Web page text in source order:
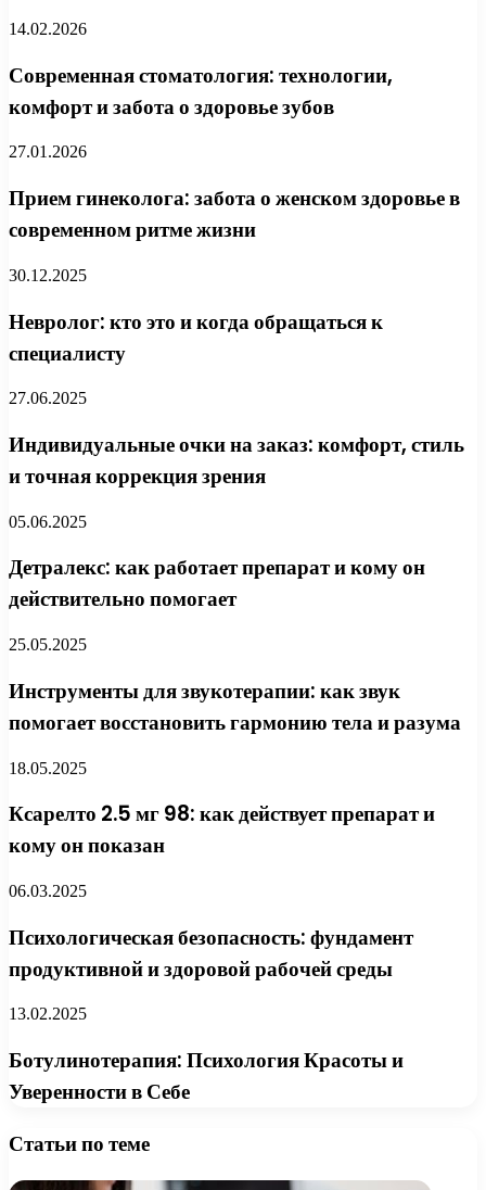
14.02.2026
Современная стоматология: технологии,
комфорт и забота о здоровье зубов
27.01.2026
Прием гинеколога: забота о женском здоровье в
современном ритме жизни
30.12.2025
Невролог: кто это и когда обращаться к
специалисту
27.06.2025
Индивидуальные очки на заказ: комфорт, стиль
и точная коррекция зрения
05.06.2025
Детралекс: как работает препарат и кому он
действительно помогает
25.05.2025
Инструменты для звукотерапии: как звук
помогает восстановить гармонию тела и разума
18.05.2025
Ксарелто 2.5 мг 98: как действует препарат и
кому он показан
06.03.2025
Психологическая безопасность: фундамент
продуктивной и здоровой рабочей среды
13.02.2025
Ботулинотерапия: Психология Красоты и
Уверенности в Себе
Статьи по теме